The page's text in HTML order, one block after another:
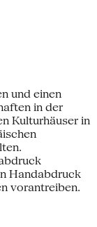
und einen
in der
Kulturhäuser in
Handabdruck
vorantreiben.